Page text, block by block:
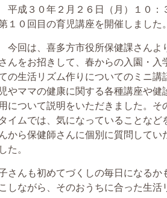
平成３０年２月２６日（月）１０：
１０回目の育児講座を開催しました。
今回は、喜多方市役所保健課さんよ
さんをお招きして、春からの入園・入
の生活リズム作りについてのミニ講
児やママの健康に関する各種講座や健
用について説明をいただきました。そ
タイムでは、気になっていることなど
んから保健師さんに個別に質問してい
した。
んも初めてづくしの毎日になるか
しながら、そのおうちに合った生活